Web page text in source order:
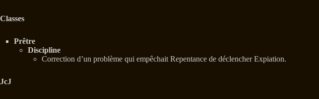
Classes
Prêtre
Discipline
Correction d’un problème qui empêchait Repentance de déclencher Expiation.
JcJ